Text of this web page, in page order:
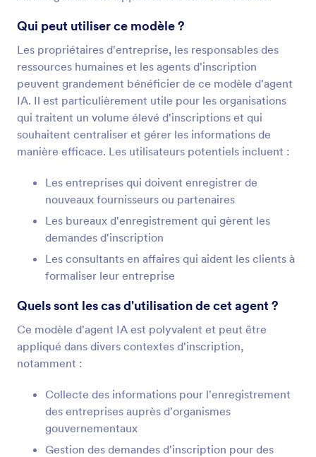
Qui peut utiliser ce modèle ?
Les propriétaires d'entreprise, les responsables des
ressources humaines et les agents d'inscription
peuvent grandement bénéficier de ce modèle d'agent
IA. Il est particulièrement utile pour les organisations
qui traitent un volume élevé d'inscriptions et qui
souhaitent centraliser et gérer les informations de
manière efficace. Les utilisateurs potentiels incluent :
Les entreprises qui doivent enregistrer de
nouveaux fournisseurs ou partenaires
Les bureaux d'enregistrement qui gèrent les
demandes d'inscription
Les consultants en affaires qui aident les clients à
formaliser leur entreprise
Quels sont les cas d'utilisation de cet agent ?
Ce modèle d'agent IA est polyvalent et peut être
appliqué dans divers contextes d'inscription,
notamment :
Collecte des informations pour l'enregistrement
des entreprises auprès d'organismes
gouvernementaux
Gestion des demandes d'inscription pour des